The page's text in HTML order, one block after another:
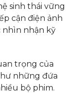
sinh thái vững
cận điện ảnh
nhìn nhận kỹ
trọng của
những đứa
bộ phim.